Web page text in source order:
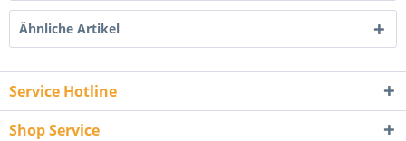
Ähnliche Artikel
Service Hotline
Shop Service